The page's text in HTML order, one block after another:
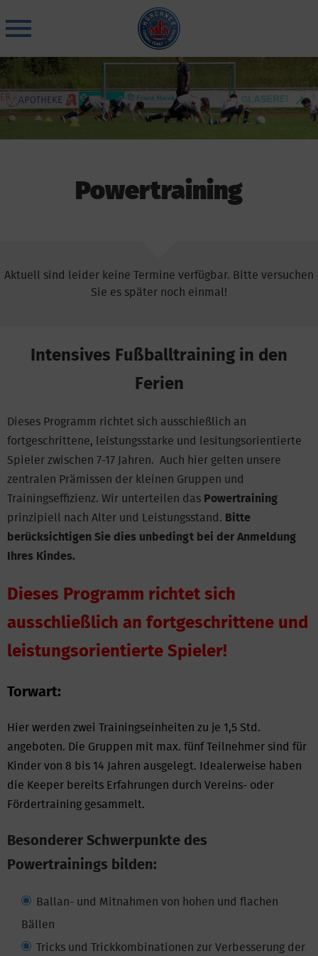
to
content
Powertraining
Aktuell sind leider keine Termine verfügbar. Bitte versuchen
Sie es später noch einmal!
Intensives Fußballtraining in den
Ferien
Dieses Programm richtet sich ausschießlich an
fortgeschrittene, leistungsstarke und lesitungsorientierte
Spieler zwischen 7-17 Jahren. Auch hier gelten unsere
zentralen Prämissen der kleinen Gruppen und
Trainingseffizienz. Wir unterteilen das Powertraining
prinzipiell nach Alter und Leistungsstand. Bitte
berücksichtigen Sie dies unbedingt bei der Anmeldung
Ihres Kindes.
Dieses Programm richtet sich
ausschließlich an fortgeschrittene und
leistungsorientierte Spieler!
Torwart:
Hier werden zwei Trainingseinheiten zu je 1,5 Std.
angeboten. Die Gruppen mit max. fünf Teilnehmer sind für
Kinder von 8 bis 14 Jahren ausgelegt. Idealerweise haben
die Keeper bereits Erfahrungen durch Vereins- oder
Fördertraining gesammelt.
Besonderer Schwerpunkte des
Powertrainings bilden:
Ballan- und Mitnahmen von hohen und flachen
Bällen
Tricks und Trickkombinationen zur Verbesserung der